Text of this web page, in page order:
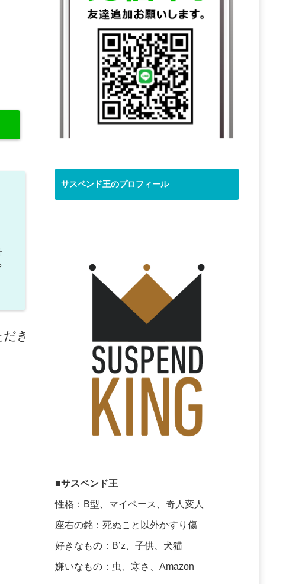
きます。
サスペンド王のプロフィール
■サスペンド王
性格：B型、マイペース、奇人変人
座右の銘：死ぬこと以外かすり傷
好きなもの：B’z、子供、犬猫
嫌いなもの：虫、寒さ、Amazon